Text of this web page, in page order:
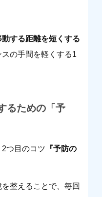
動する距離を短くする
の手間を軽くする1
るための「予
つ目のコツ 『予防の
整えることで、毎回